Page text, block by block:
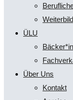
ÜLU
Bäcker*in
Über Uns
Kontakt